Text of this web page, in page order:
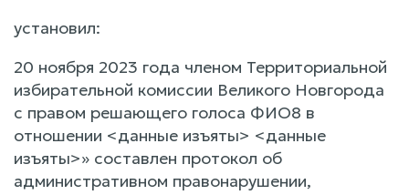
установил:
20 ноября 2023 года членом Территориальной
избирательной комиссии Великого Новгорода
с правом решающего голоса ФИО8 в
отношении <данные изъяты> <данные
изъяты>» составлен протокол об
административном правонарушении,